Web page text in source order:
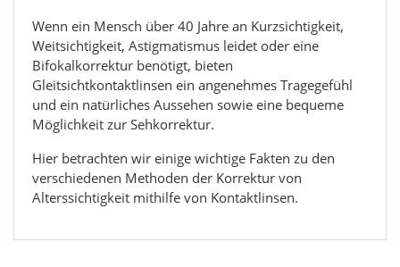
Wenn ein Mensch über 40 Jahre an Kurzsichtigkeit,
Weitsichtigkeit, Astigmatismus leidet oder eine
Bifokalkorrektur benötigt, bieten
Gleitsichtkontaktlinsen ein angenehmes Tragegefühl
und ein natürliches Aussehen sowie eine bequeme
Möglichkeit zur Sehkorrektur.
Hier betrachten wir einige wichtige Fakten zu den
verschiedenen Methoden der Korrektur von
Alterssichtigkeit mithilfe von Kontaktlinsen.